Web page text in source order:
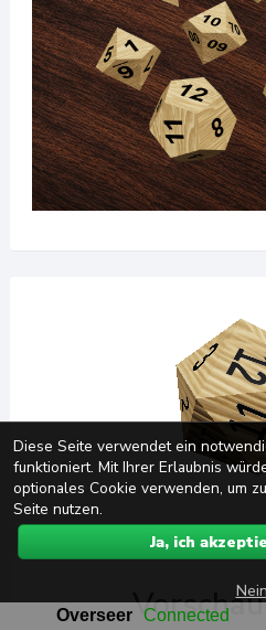
Diese Seite verwendet ein
funktioniert. Mit Ihrer Erlaubnis
optionales Cookie verwenden, um
Seite nutzen.
Ja, ich
Nein